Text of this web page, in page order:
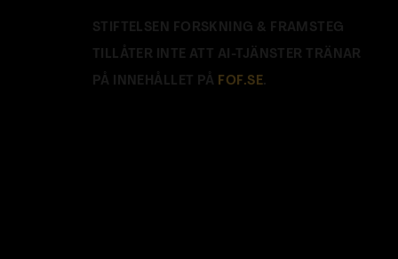
STIFTELSEN FORSKNING & FRAMSTEG
TILLÅTER INTE ATT AI-TJÄNSTER TRÄNAR
PÅ INNEHÅLLET PÅ FOF.SE.